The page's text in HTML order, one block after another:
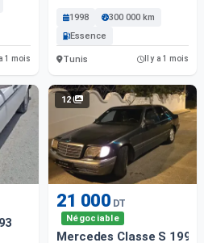
a 1 mois
1998
300 000 km
Essence
Tunis Il y a 1 mois
12
21 000 DT
Négociable
Mercedes Classe S 1995